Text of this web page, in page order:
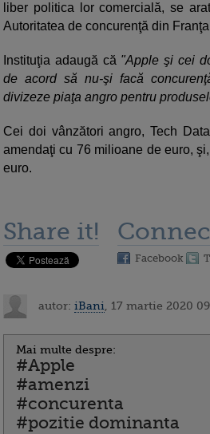
liber politica lor comercială, se
Autoritatea de concurenţă din
Instituţia adaugă că "Apple şi cei
de acord să nu-şi facă
divizeze piaţa angro pentru
Cei doi vânzători angro, Tech
amendaţi cu 76 milioane de euro,
euro.
Share it!
Facebook
autor: iBani , 17 martie 2020
Mai multe despre:
#Apple
#amenzi
#concurenta
#pozitie dominanta